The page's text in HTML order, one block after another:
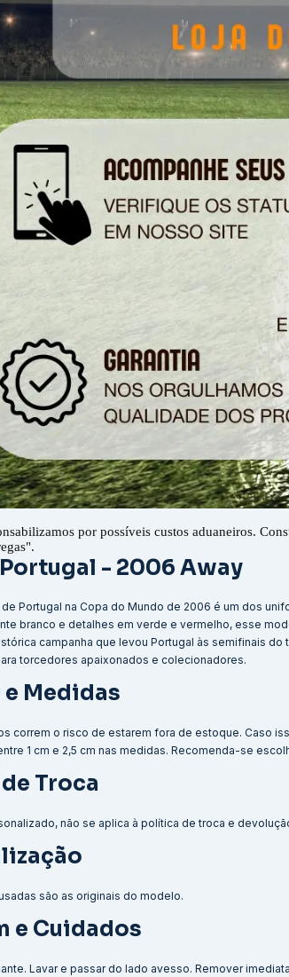
por possíveis custos aduaneiros.
- 2006 Away
Portugal na Copa do Mundo de 2006 é um dos
branco e detalhes em verde e vermelho, esse
campanha que levou Portugal às semifinais
torcedores apaixonados e colecionadores.
e Medidas
correm o risco de estarem fora de estoque. Caso
1 cm e 2,5 cm nas medidas. Recomenda-se
Troca
não se aplica à política de troca e
são as originais do modelo.
e Cuidados
Lavar e passar do lado avesso. Remover